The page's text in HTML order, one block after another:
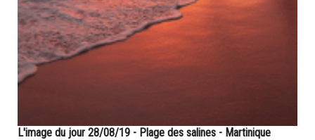
L'image du jour 28/08/19 - Plage des salines - Martinique